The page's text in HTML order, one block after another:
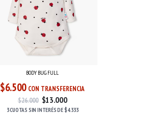
BODY BUG FULL
$6.500 CON TRANSFERENCIA
$26.000 $13.000
3 CUOTAS SIN INTERÉSDE$4.333